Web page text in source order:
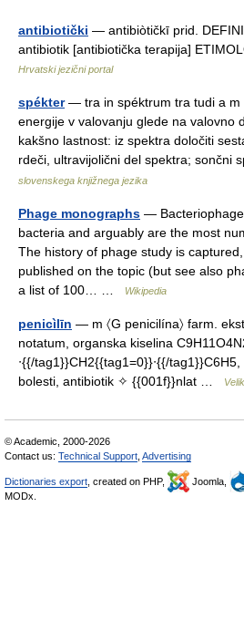
antibiotički — antibiòtičkī prid.
antibiotik [antibiotička terapija]
Hrvatski jezični portal
spékter— tra in spéktrum tra tudi a m
energije v valovanju glede na valovno
kakšno lastnost: iz spektra določiti
rdeči, ultravijolični del spektra;
slovenskega knjižnega jezika
Phage monographs —
bacteria and arguably are the most
The history of phage study is
published on the topic (but see also
a list of 100… …
Wikipedia
penicìlīn — m 〈G penicilína〉 farm.
notatum, organska kiselina
⋅{{/tag1}}CH2{{tag1=0}}⋅{{/
bolesti, antibiotik ✧ {{001f}}nlat …
© Academic, 2000-2026
Contact us: Technical Support Advertising
Dictionaries export , created on PHP, Joomla,
MODx.